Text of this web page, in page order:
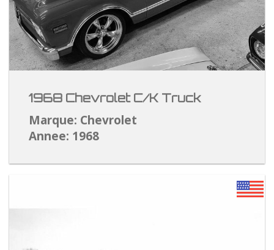
1968 Chevrolet C/K Truck
Marque: Chevrolet
Annee: 1968